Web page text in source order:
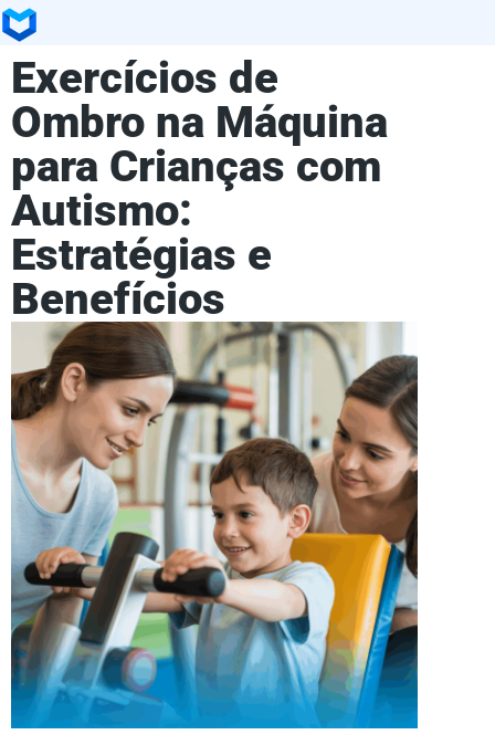
Exercícios de
Ombro na Máquina
para Crianças com
Autismo:
Estratégias e
Benefícios